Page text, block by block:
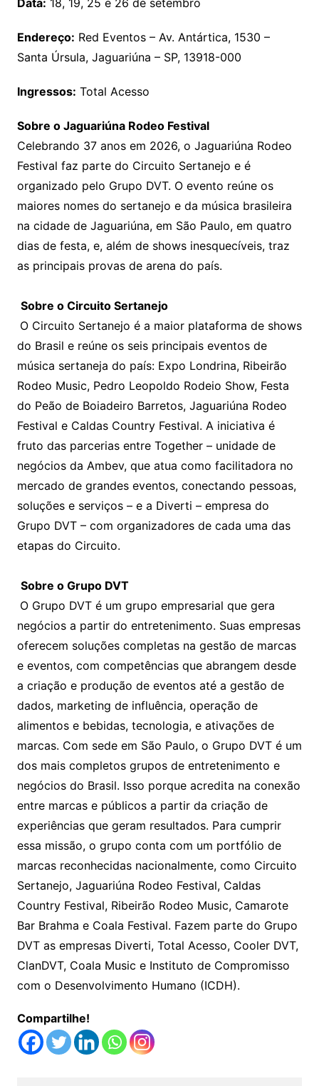
Data: 18, 19, 25 e 26 de setembro
Endereço: Red Eventos – Av. Antártica, 1530 –
Santa Úrsula, Jaguariúna – SP, 13918-000
Ingressos: Total Acesso
Sobre o Jaguariúna Rodeo Festival
Celebrando 37 anos em 2026, o Jaguariúna Rodeo
Festival faz parte do Circuito Sertanejo e é
organizado pelo Grupo DVT. O evento reúne os
maiores nomes do sertanejo e da música brasileira
na cidade de Jaguariúna, em São Paulo, em quatro
dias de festa, e, além de shows inesquecíveis, traz
as principais provas de arena do país.
Sobre o Circuito Sertanejo
O Circuito Sertanejo é a maior plataforma de shows
do Brasil e reúne os seis principais eventos de
música sertaneja do país: Expo Londrina, Ribeirão
Rodeo Music, Pedro Leopoldo Rodeio Show, Festa
do Peão de Boiadeiro Barretos, Jaguariúna Rodeo
Festival e Caldas Country Festival. A iniciativa é
fruto das parcerias entre Together – unidade de
negócios da Ambev, que atua como facilitadora no
mercado de grandes eventos, conectando pessoas,
soluções e serviços – e a Diverti – empresa do
Grupo DVT – com organizadores de cada uma das
etapas do Circuito.
Sobre o Grupo DVT
O Grupo DVT é um grupo empresarial que gera
negócios a partir do entretenimento. Suas empresas
oferecem soluções completas na gestão de marcas
e eventos, com competências que abrangem desde
a criação e produção de eventos até a gestão de
dados, marketing de influência, operação de
alimentos e bebidas, tecnologia, e ativações de
marcas. Com sede em São Paulo, o Grupo DVT é um
dos mais completos grupos de entretenimento e
negócios do Brasil. Isso porque acredita na conexão
entre marcas e públicos a partir da criação de
experiências que geram resultados. Para cumprir
essa missão, o grupo conta com um portfólio de
marcas reconhecidas nacionalmente, como Circuito
Sertanejo, Jaguariúna Rodeo Festival, Caldas
Country Festival, Ribeirão Rodeo Music, Camarote
Bar Brahma e Coala Festival. Fazem parte do Grupo
DVT as empresas Diverti, Total Acesso, Cooler DVT,
ClanDVT, Coala Music e Instituto de Compromisso
com o Desenvolvimento Humano (ICDH).
Compartilhe!